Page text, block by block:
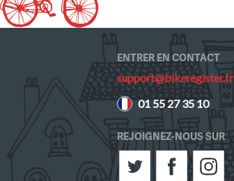
ENTRER EN CONTACT
support@bikeregister.fr
01 55 27 35 10
REJOIGNEZ-NOUS SUR